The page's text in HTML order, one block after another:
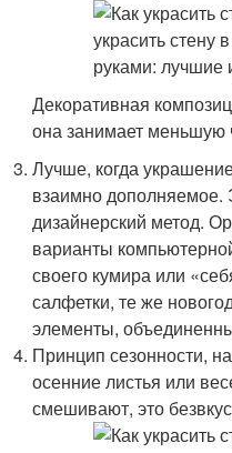
Декоративная
она занимает меньшую
Лучше, когда
взаимно
дизайнерский метод.
варианты
своего кумира или
салфетки, те же
элементы,
Принцип сезонности,
осенние листья или
смешивают, это